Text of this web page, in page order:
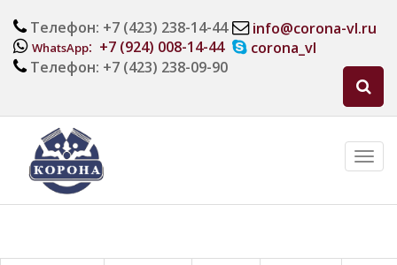
Телефон: +7 (423) 238-14-44
WhatsApp: +7 (924) 008-14-44
Телефон: +7 (423) 238-09-90
info@corona-vl.ru
corona_vl